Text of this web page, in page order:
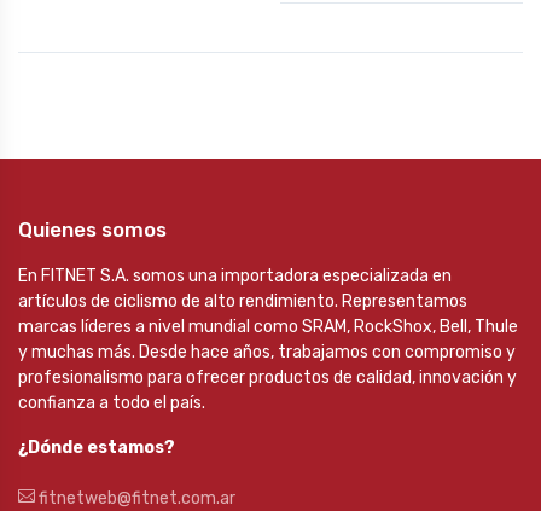
Quienes somos
En FITNET S.A. somos una importadora especializada en
artículos de ciclismo de alto rendimiento. Representamos
marcas líderes a nivel mundial como SRAM, RockShox, Bell, Thule
y muchas más. Desde hace años, trabajamos con compromiso y
profesionalismo para ofrecer productos de calidad, innovación y
confianza a todo el país.
¿Dónde estamos?
fitnetweb@fitnet.com.ar